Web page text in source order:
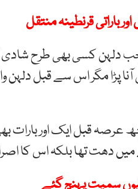
باراتی قرنطینہ منتقل
دلہن کسی بھی طرح شادی
پڑا مگر اس سے قبل دلہن
عرصہ قبل ایک اور بارات
دھت تھا بلکہ اس کا